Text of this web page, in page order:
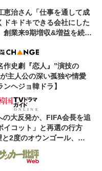
恵治さん「仕事を通して成
ドキドキできる会社にした
創業来9期増収&増益を続け
作史劇『恋人』”演技の
主人公の深い孤独や情愛
ヘジョ韓ドラ】
の大反発か、FIFA会長を追
イコット」と再選の行方
と2度のオウンゴール、来